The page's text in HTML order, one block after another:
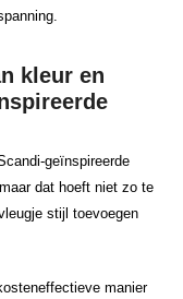
kleur en
geïnspireerde
dat hoeft niet zo te
stijl toevoegen
manier